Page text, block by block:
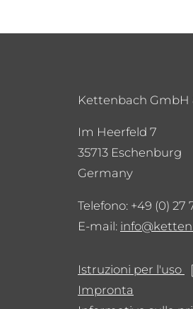
Kettenbach GmbH
Im Heerfeld 7
35713 Eschenburg
Germany
Telefono: +49 (0) 27
E-mail: info
Istruzioni per l'uso
Impronta